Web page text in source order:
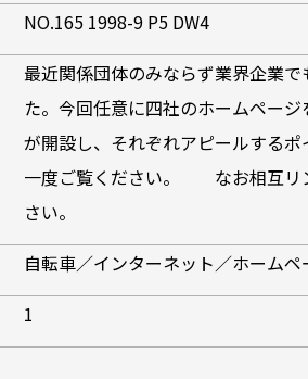
NO.165 1998-9 P5 DW4
最近関係団体のみならず業界企業
た。今回任意に四社のホームペー
が開設し、それぞれアピールする
一度ご覧ください。 なお相互リ
さい。
自転車／インターネット／ホーム
1